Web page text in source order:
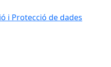
i Protecció de dades